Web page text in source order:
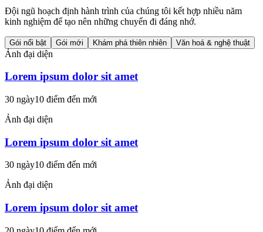
Đội ngũ hoạch định hành trình của chúng tôi kết hợp nhiều năm
kinh nghiệm để tạo nên những chuyến đi đáng nhớ.
Gói nổi bật Gói mới Khám phá thiên nhiên Văn hoá & nghệ thuật
Ảnh đại diện
Lorem ipsum dolor sit amet
30 ngày10 điểm đến mới
Ảnh đại diện
Lorem ipsum dolor sit amet
30 ngày10 điểm đến mới
Ảnh đại diện
Lorem ipsum dolor sit amet